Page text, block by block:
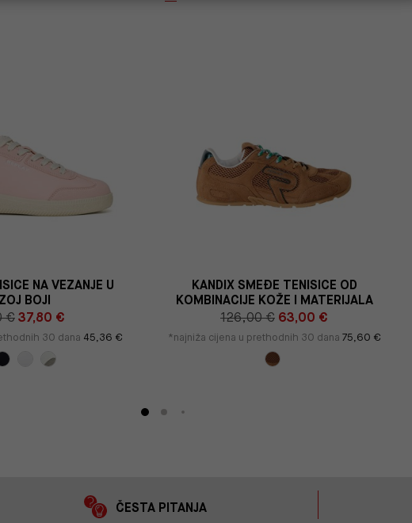
NA VEZANJE U
BOJI
€37,80 €
30 dana 45,36 €
KANDIX SMEĐE TENISICE OD
KOMBINACIJE KOŽE I MATERIJALA
126,00 € 63,00 €
*najniža cijena u prethodnih 30 dana 75,60 €
ČESTA PITANJA